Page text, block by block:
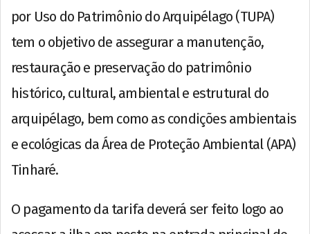
por Uso do Patrimônio do Arquipélago (TUPA)
tem o objetivo de assegurar a manutenção,
restauração e preservação do patrimônio
histórico, cultural, ambiental e estrutural do
arquipélago, bem como as condições ambientais
e ecológicas da Área de Proteção Ambiental (APA)
Tinharé.
O pagamento da tarifa deverá ser feito logo ao